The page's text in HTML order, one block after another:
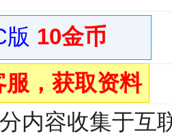
版 10金币
服，获取资料
内容收集于互